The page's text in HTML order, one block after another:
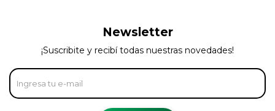
Newsletter
¡Suscribite y recibí todas nuestras novedades!